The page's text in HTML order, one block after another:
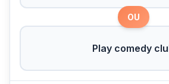
OU
Play comedy